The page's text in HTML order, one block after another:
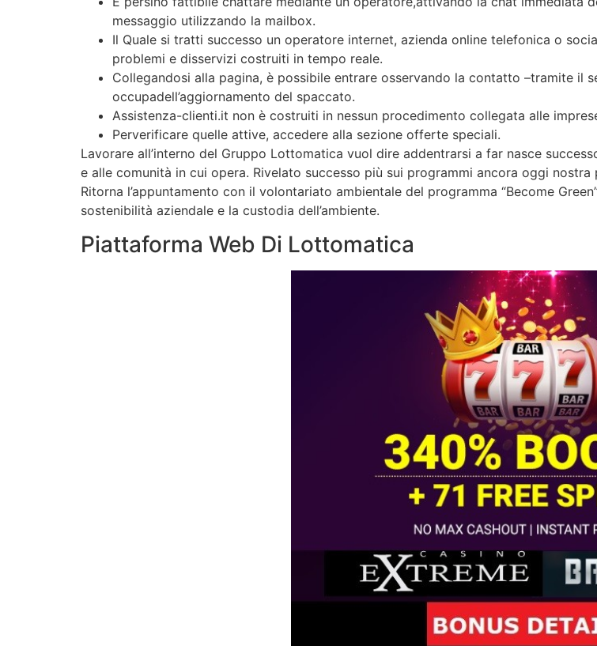
messaggio utilizzando la mailbox.
Il Quale si tratti successo un operatore internet, azienda online telefonica o
problemi e disservizi costruiti in tempo reale.
Collegandosi alla pagina, è possibile entrare osservando la contatto –tramite
occupadell’aggiornamento del spaccato.
Assistenza-clienti.it non è costruiti in nessun procedimento collegata alle
Perverificare quelle attive, accedere alla sezione offerte speciali.
Lavorare all’interno del Gruppo Lottomatica vuol dire addentrarsi a far nasce
e alle comunità in cui opera. Rivelato successo più sui programmi ancora oggi
Ritorna l’appuntamento con il volontariato ambientale del programma “Become
sostenibilità aziendale e la custodia dell’ambiente.
Piattaforma Web Di Lottomatica